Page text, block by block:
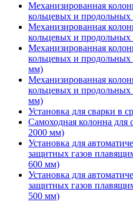
Механизированная
кольцевых и продольных
Механизированная
кольцевых и продольных
Механизированная
кольцевых и продольных
мм)
Механизированная
кольцевых и продольных
мм)
Установка для сварки в
Самоходная колонна для
2000 мм)
Установка для
защитных газов
600 мм)
Установка для
защитных газов
500 мм)